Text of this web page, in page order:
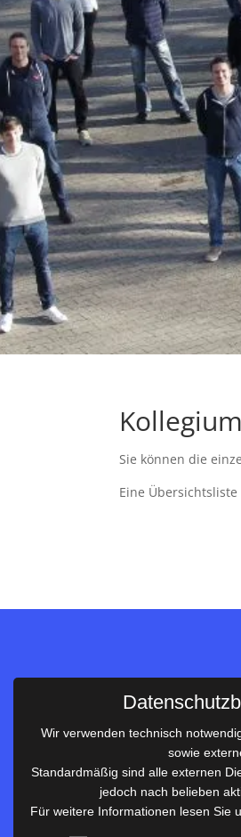
Kollegium
Sie können die
Eine
Salier-Realschule
Wir verwenden technisch
sowie
Standardmäßig sind alle externen
jedoch nach belieben
Für weitere Informationen lesen Sie